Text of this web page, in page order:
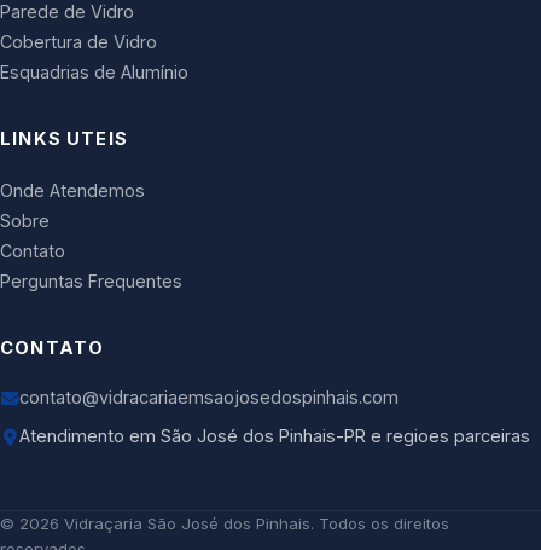
Parede de Vidro
Cobertura de Vidro
Esquadrias de Alumínio
LINKS UTEIS
Onde Atendemos
Sobre
Contato
Perguntas Frequentes
CONTATO
contato@vidracariaemsaojosedospinhais.com
Atendimento em São José dos Pinhais-PR e regioes parceiras
© 2026 Vidraçaria São José dos Pinhais. Todos os direitos